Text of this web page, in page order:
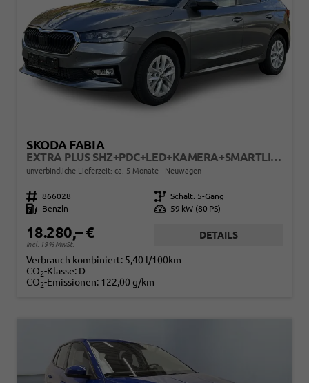
SKODA FABIA
EXTRA PLUS SHZ+PDC+LED+KAMERA+SMARTLINK+LM
unverbindliche Lieferzeit: ca. 5 Monate Neuwagen
Fahrzeugnr. 866028 Getriebe Schalt. 5-Gang
Kraftstoff
Benzin Leistung 59 kW (80 PS)
18.280,– €
incl. 19% MwSt.
DETAILS
Verbrauch kombiniert: 5,40 l/100km
CO2-Klasse: D
CO2-Emissionen: 122,00 g/km